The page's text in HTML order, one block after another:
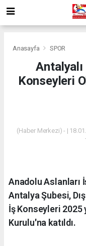
Anasayfa SPOR
Konseyleri
(Haber Merkezi) - |
Anadolu Aslanları
Antalya Şubesi,
İş Konseyleri 2025
Kurulu'na katıldı.